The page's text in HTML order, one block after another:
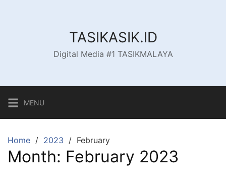
TASIKASIK.ID
Digital Media #1 TASIKMALAYA
MENU
Home 2023 February
Month: February 2023